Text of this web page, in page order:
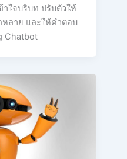
ใจบริบท ปรับตัวให้
ลาย และให้คำตอบ
Chatbot